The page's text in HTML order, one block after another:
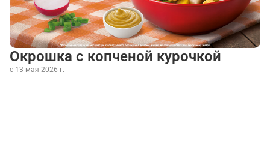
Окрошка с копченой курочкой
с 13 мая 2026 г.